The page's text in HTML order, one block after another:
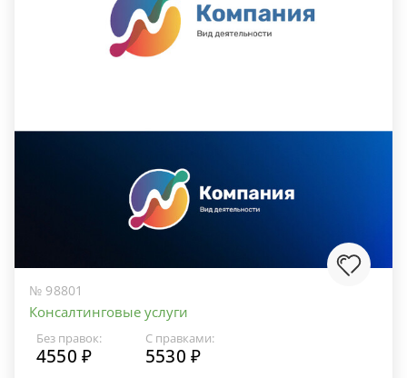
№ 98801
Консалтинговые услуги
Без правок:
4550 ₽
С правками:
5530 ₽